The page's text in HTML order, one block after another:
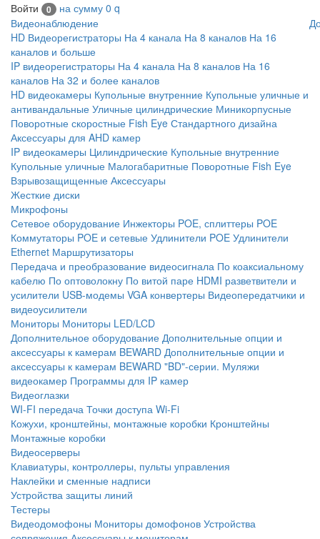
Войти 0 на сумму 0 q
Видеонаблюдение
HD Видеорегистраторы На 4 канала На 8 каналов На 16
каналов и больше
IP видеорегистраторы На 4 канала На 8 каналов На 16
каналов На 32 и более каналов
HD видеокамеры Купольные внутренние Купольные уличные и
антивандальные Уличные цилиндрические Миникорпусные
Поворотные скоростные Fish Eye Стандартного дизайна
Аксессуары для AHD камер
IP видеокамеры Цилиндрические Купольные внутренние
Купольные уличные Малогабаритные Поворотные Fish Eye
Взрывозащищенные Аксессуары
Жесткие диски
Микрофоны
Сетевое оборудование Инжекторы POE, сплиттеры POE
Коммутаторы POE и сетевые Удлинители POE Удлинители
Ethernet Маршрутизаторы
Передача и преобразование видеосигнала По коаксиальному
кабелю По оптоволокну По витой паре HDMI разветвители и
усилители USB-модемы VGA конвертеры Видеопередатчики и
видеоусилители
Мониторы Мониторы LED/LCD
Дополнительное оборудование Дополнительные опции и
аксессуары к камерам BEWARD Дополнительные опции и
аксессуары к камерам BEWARD "BD"-серии. Муляжи
видеокамер Программы для IP камер
Видеоглазки
WI-FI передача Точки доступа Wi-Fi
Кожухи, кронштейны, монтажные коробки Кронштейны
Монтажные коробки
Видеосерверы
Клавиатуры, контроллеры, пульты управления
Наклейки и сменные надписи
Устройства защиты линий
Тестеры
Видеодомофоны Мониторы домофонов Устройства